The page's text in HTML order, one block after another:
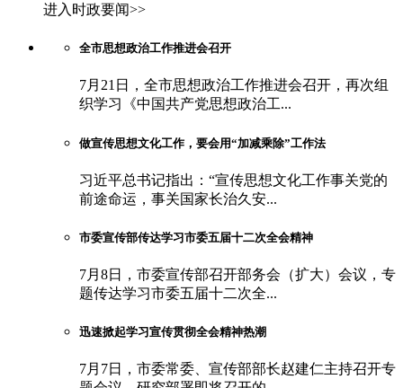
进入时政要闻>>
全市思想政治工作推进会召开
7月21日，全市思想政治工作推进会召开，再次组
织学习《中国共产党思想政治工...
做宣传思想文化工作，要会用“加减乘除”工作法
习近平总书记指出：“宣传思想文化工作事关党的
前途命运，事关国家长治久安...
市委宣传部传达学习市委五届十二次全会精神
7月8日，市委宣传部召开部务会（扩大）会议，专
题传达学习市委五届十二次全...
迅速掀起学习宣传贯彻全会精神热潮
7月7日，市委常委、宣传部部长赵建仁主持召开专